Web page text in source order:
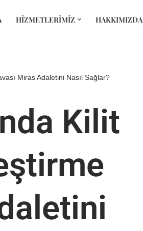
HIZMETLERIMIZ HAKKIMIZDA
Miras Adaletini Nasıl Sağlar?
Kilit